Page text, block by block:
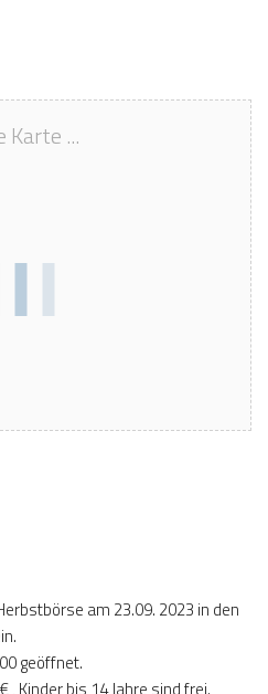
Karte ...
am 23.09. 2023 in den
geöffnet.